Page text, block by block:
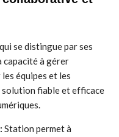
se distingue par ses
à gérer
équipes et les
solution fiable et efficace
Station permet à